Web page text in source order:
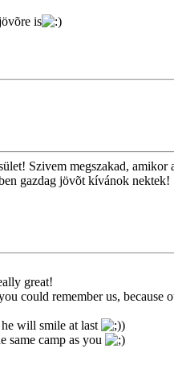
is
Szivem megszakad, amikor
gazdag jövõt kívánok nektek!
great!
could remember us, because
will smile at last
)
camp as you